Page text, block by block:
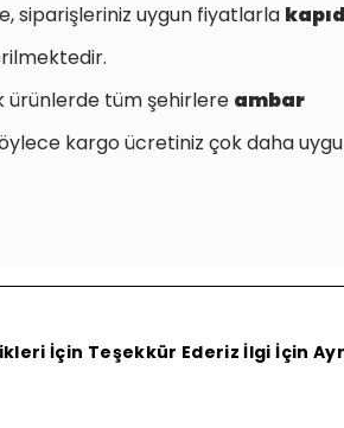
siparişleriniz uygun fiyatlarla
ürünlerde tüm şehirlere ambar
kargo ücretiniz çok daha
İçin Teşekkür Ederiz İlgi İçin